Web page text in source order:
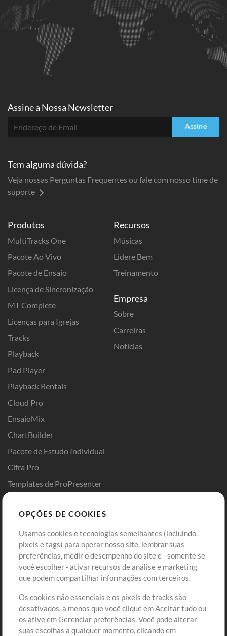
Produtos
MultiTracks One
Pacote Ao Vivo
Pacote de Ensaio
Licença de Sincronização
MT Complete
Licenças para Igrejas
Tracks
Playback
Pad Player
Playback Rentals
Cloud Pro
EnsaioMix
ChartBuilder
Pacote de Estudo Individual
Cifra Pro
Templates de ProPresenter
Recursos
Músicas
Lidere Bem
Treinamento
Empresa
Sobre
Carreiras
Notícias
Comprar Créditos
Conteúdo Grátis
Solicite uma Música
Extras
Sessões
Envie seu conteúdo
Entre
Cadastre-se
Ir ao carrinho
Assine a Nossa Newsletter
Assine
Tem alguma dúvida?
Veja nossas Perguntas Frequentes ou fale com nosso time de
suporte
OPÇÕES DE COOKIES
Usamos cookies e tecnologias semelhantes (incluindo
pixels e tags) para operar nosso site, lembrar suas
preferências, medir o desempenho do site e - somente se
você escolher - ativar recursos de análise e marketing
que podem compartilhar informações com terceiros.
Os cookies não essenciais e os pixels de tracks são
desativados, a menos que você clique em Aceitar tudo ou
os ative em Gerenciar preferências. Você pode alterar
suas escolhas a qualquer momento, clicando em